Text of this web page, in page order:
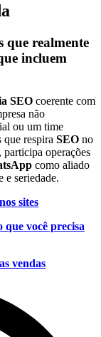
realmente
incluem
SEO coerente com
não
ou um time
que respira SEO no
operações
como aliado
seriedade.
sites
que você precisa
vendas